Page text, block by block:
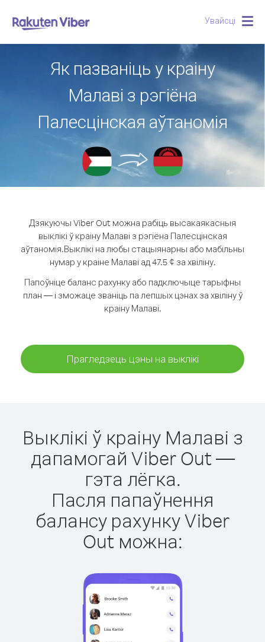
Увайсці
Як пазваніць у краіну
Малаві з рэгіёна
Палесцінская аўтаномія
Дзякуючы Viber Out можна рабіць высакаякасныя
выклікі ў краіну Малаві з рэгіёна Палесцінская
аўтаномія.Выклікі на любы стацыянарны або мабільны
нумар у краіне Малаві ад 47.5 ¢ за хвіліну.
Папоўніце баланс рахунку або падключыце тарыфны
план — і зможаце званіць па лепшых цэнах за хвіліну ў
краіну Малаві.
Прагледзець цэны на выклікі
Выклікі ў краіну Малаві з
дапамогай Viber Out —
гэта лёгка.
Пасля папаўнення
балансу рахунку Viber
Out можна: